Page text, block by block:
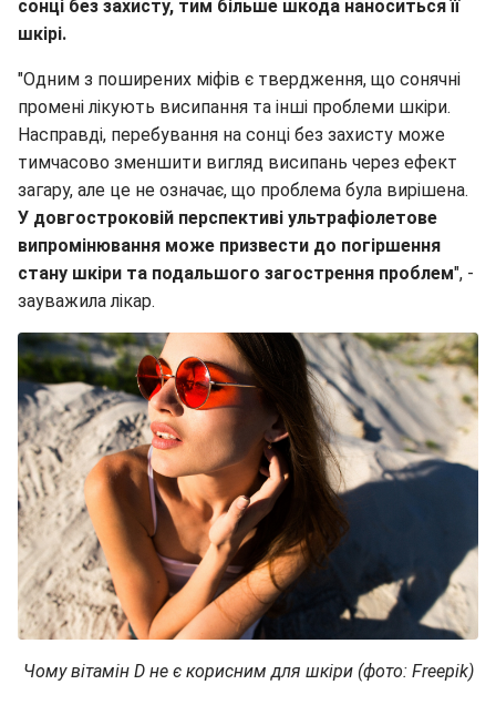
сонці без захисту, тим більше шкода наноситься її
шкірі.
"Одним з поширених міфів є твердження, що сонячні
промені лікують висипання та інші проблеми шкіри.
Насправді, перебування на сонці без захисту може
тимчасово зменшити вигляд висипань через ефект
загару, але це не означає, що проблема була вирішена.
У довгостроковій перспективі ультрафіолетове
випромінювання може призвести до погіршення
стану шкіри та подальшого загострення проблем", -
зауважила лікар.
Чому вітамін D не є корисним для шкіри (фото: Freepik)